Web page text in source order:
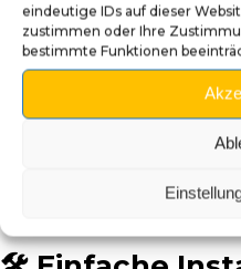
eindeutige IDs auf dieser
zustimmen oder Ihre
bestimmte Funktionen
Handgefertigt:3D-
Bemalung von Hand.
schwarzen Details.
langlebiger